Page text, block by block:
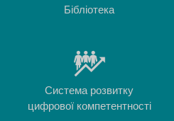
Бібліотека
Система розвитку
цифрової компетентності